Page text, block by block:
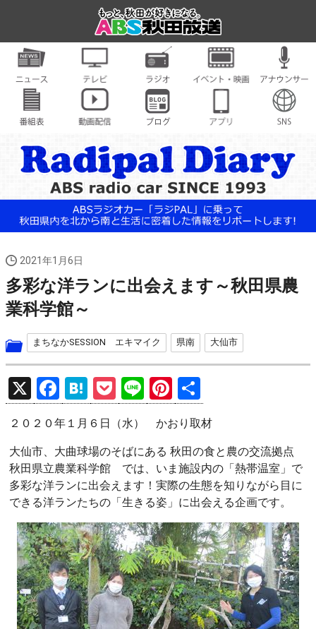
2021年1月6日
多彩な洋ランに出会えます～秋田県農
業科学館～
まちなかSESSION エキマイク 県南 大仙市
X
F
a
ce
b
o
o
k
H
at
e
n
a
P
o
ck
et
Li
n
Pi
nt
er
es
t
有
２０２０年１月６日（水） かおり取材
大仙市、大曲球場のそばにある 秋田の食と農の交流拠点
秋田県立農業科学館 では、いま施設内の「熱帯温室」で
多彩な洋ランに出会えます！実際の生態を知りながら目に
できる洋ランたちの「生きる姿」に出会える企画です。